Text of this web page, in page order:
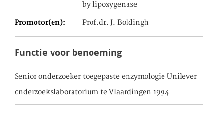
by lipoxygenase
Promotor(en) Prof.dr. J. Boldingh
Functie voor benoeming
Senior onderzoeker toegepaste enzymologie Unilever
onderzoekslaboratorium te Vlaardingen 1994